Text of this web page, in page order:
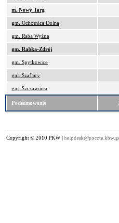
m. Nowy Targ
gm. Ochotnica Dolna
gm. Raba Wyżna
gm. Rabka-Zdrój
gm. Spytkowice
gm. Szaflary
gm. Szczawnica
Podsumowanie
Copyright © 2010 PKW |